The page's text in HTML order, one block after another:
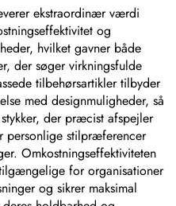
anodiserede aluminiums-
navneskilte, etiket
ekstraordinær værdi
og
hvilket gavner både
der søger virkningsfulde
tilbehørsartikler tilbyder
med designmuligheder, så
der præcist afspejler
personlige stilpræferencer
Omkostningseffektiviteten
for organisationer
og sikrer maksimal